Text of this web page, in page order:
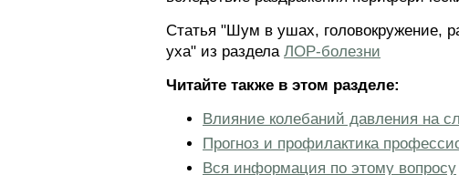
Статья "Шум в ушах, головокружение,
уха" из раздела ЛОР-болезни
Читайте также в этом разделе:
Влияние колебаний давления на
Прогноз и профилактика
Вся информация по этому вопросу